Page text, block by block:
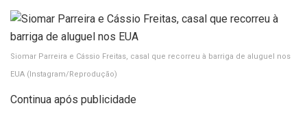
Siomar Parreira e Cássio Freitas, casal que recorreu à barriga de aluguel nos
EUA (Instagram/Reprodução)
Continua após publicidade